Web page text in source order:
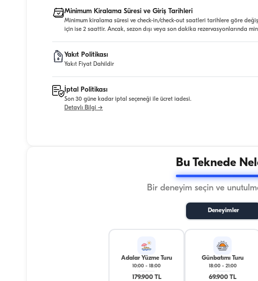
Minimum Kiralama Süresi ve Giriş Tarihleri
Minimum kiralama süresi ve check-in/check-out saatleri tarihlere göre
için ise 2 saattir. Ancak, sezon dışı veya son dakika rezervasyonlarında
Yakıt Politikası
Yakıt Fiyat Dahildir
İptal Politikası
Son 30 güne kadar iptal seçeneği ile ücret iadesi.
Detaylı Bilgi →
Bu Teknede
Bir deneyim seçin ve
Deneyimler
Adalar Yüzme Turu
10:00 - 18:00
179.900 TL
Günbatımı Turu
18:00- 21:00
69.900 TL